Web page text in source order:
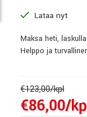
Lataa nyt
Maksa heti,
Helppo ja
€123,00/kpl
€86,00/